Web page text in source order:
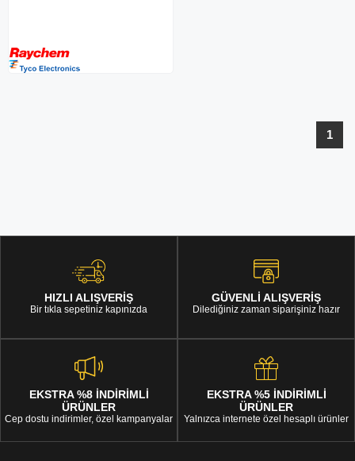
1
HIZLI ALIŞVERİŞ
Bir tıkla sepetiniz kapınızda
GÜVENLİ ALIŞVERİŞ
Dilediğiniz zaman siparişiniz hazır
EKSTRA %8 İNDİRİMLİ
ÜRÜNLER
Cep dostu indirimler, özel kampanyalar
EKSTRA %5 İNDİRİMLİ
ÜRÜNLER
Yalnızca internete özel hesaplı ürünler